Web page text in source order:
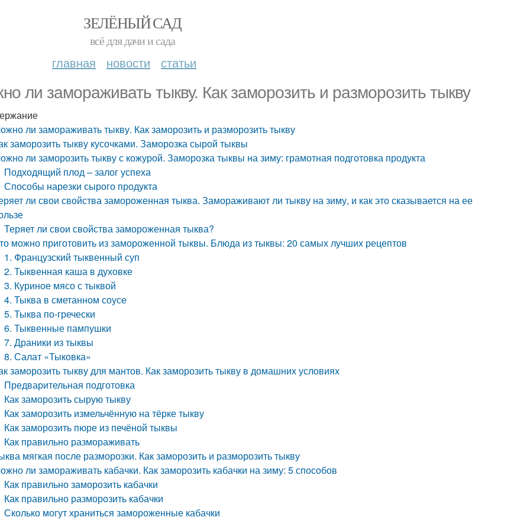
ЗЕЛЁНЫЙ САД
всё для дачи и сада
главная новости статьи
ли замораживать тыкву. Как заморозить и разморозить тыкву
ли замораживать тыкву. Как заморозить и разморозить тыкву
заморозить тыкву кусочками. Заморозка сырой тыквы
ли заморозить тыкву с кожурой. Заморозка тыквы на зиму: грамотная подготовка продукта
Подходящий плод – залог успеха
Способы нарезки сырого продукта
ли свои свойства замороженная тыква. Замораживают ли тыкву на зиму, и как это сказывается на ее
Теряет ли свои свойства замороженная тыква?
можно приготовить из замороженной тыквы. Блюда из тыквы: 20 самых лучших рецептов
1. Французский тыквенный суп
2. Тыквенная каша в духовке
3. Куриное мясо с тыквой
4. Тыква в сметанном соусе
5. Тыква по-гречески
6. Тыквенные пампушки
7. Драники из тыквы
8. Салат «Тыковка»
заморозить тыкву для мантов. Как заморозить тыкву в домашних условиях
Предварительная подготовка
Как заморозить сырую тыкву
Как заморозить измельчённую на тёрке тыкву
Как заморозить пюре из печёной тыквы
Как правильно размораживать
мягкая после разморозки. Как заморозить и разморозить тыкву
ли замораживать кабачки. Как заморозить кабачки на зиму: 5 способов
Как правильно заморозить кабачки
Как правильно разморозить кабачки
Сколько могут храниться замороженные кабачки